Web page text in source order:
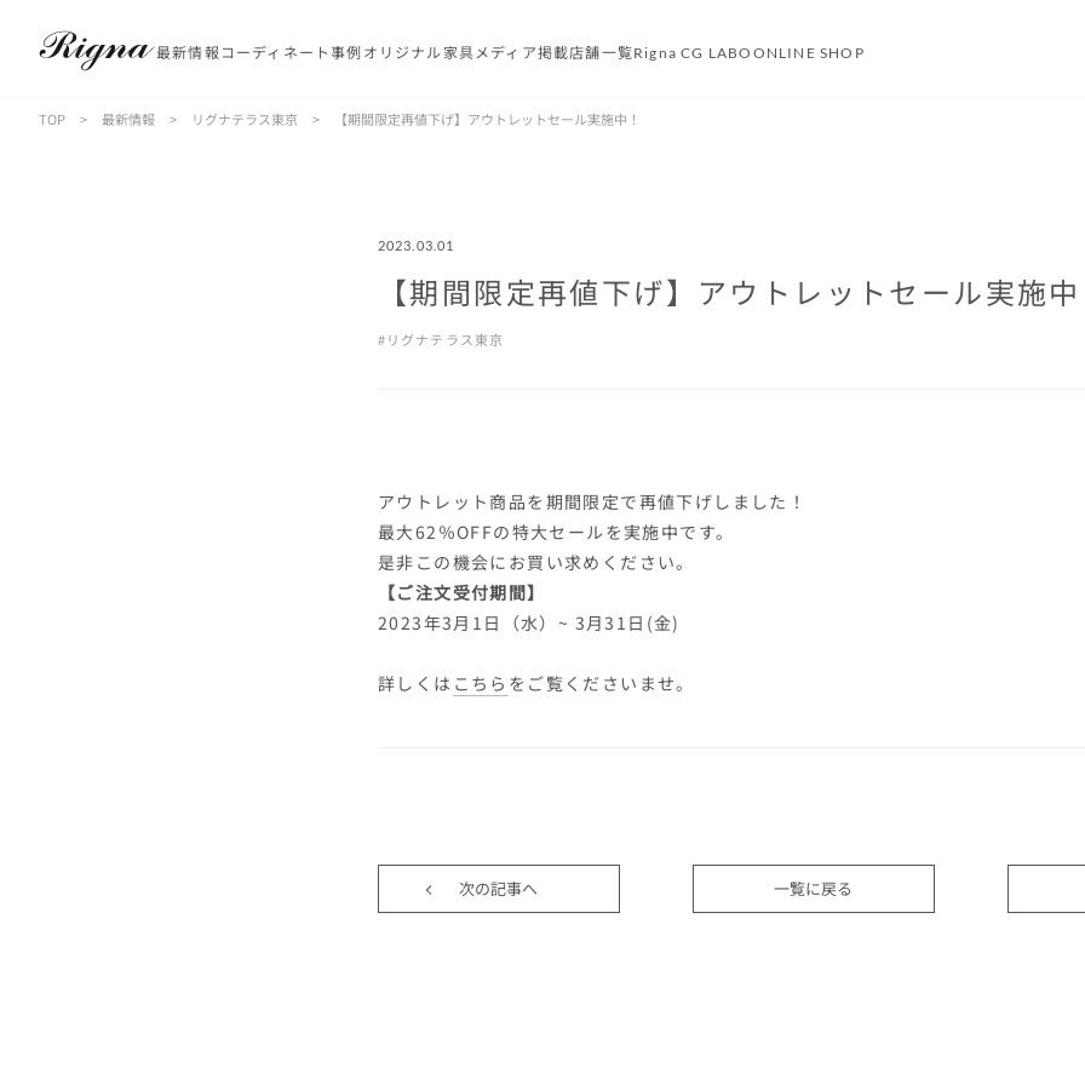
最新情報 コーディネート事例オリジナル家具 メディア掲載店舗一覧Rigna CG LABO ONLINE SHOP
TOP > 最新情報 > リグナテラス東京 > 【期間限定再値下げ】アウトレットセール実施中！
2023.03.01
【期間限定再値下げ】アウトレットセール実施中
リグナテラス東京
アウトレット商品を期間限定で再値下げしました！
最大62％OFFの特大セールを実施中です。
是非この機会にお買い求めください。
【ご注文受付期間】
2023年3月1日（水）~ 3月31日(金)
詳しくは こちら をご覧くださいませ。
次の記事へ 一覧に戻る